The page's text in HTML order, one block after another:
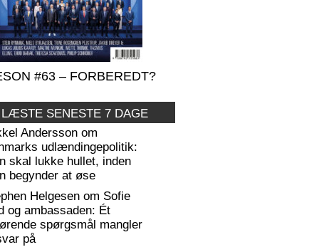
#63 – FORBEREDT?
SENESTE 7 DAGE
Andersson om
udlændingepolitik:
skal lukke hullet, inden
begynder at øse
Helgesen om Sofie
og ambassaden: Ét
spørgsmål mangler
på